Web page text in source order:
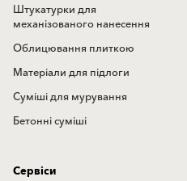
Штукатурки для
механізованого нанесення
Облицювання плиткою
Матеріали для підлоги
Суміші для мурування
Бетонні суміші
Сервіси